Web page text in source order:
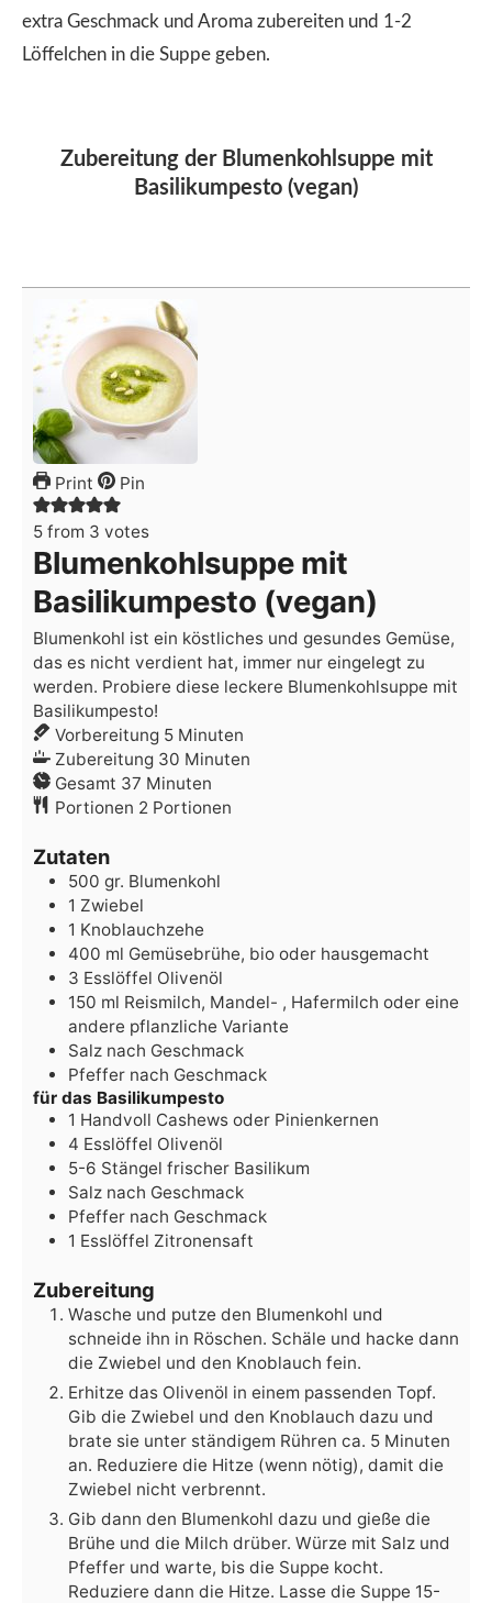
extra Geschmack und Aroma zubereiten und 1-2
Löffelchen in die Suppe geben.
Zubereitung der Blumenkohlsuppe mit
Basilikumpesto (vegan)
Print Pin
5 from 3 votes
Blumenkohlsuppe mit
Basilikumpesto (vegan)
Blumenkohl ist ein köstliches und gesundes Gemüse,
das es nicht verdient hat, immer nur eingelegt zu
werden. Probiere diese leckere Blumenkohlsuppe mit
Basilikumpesto!
Vorbereitung 5Minuten
Minuten
Zubereitung 30 Minuten
Minuten
Gesamt 37 Minuten
Minuten
Portionen 2 Portionen
Zutaten
500 gr. Blumenkohl
1 Zwiebel
1 Knoblauchzehe
400 ml Gemüsebrühe, bio oder hausgemacht
3 Esslöffel Olivenöl
150 ml Reismilch, Mandel- , Hafermilch oder eine
andere pflanzliche Variante
Salz nach Geschmack
Pfeffer nach Geschmack
für das Basilikumpesto
1 Handvoll Cashews oder Pinienkernen
4 Esslöffel Olivenöl
5-6 Stängel frischer Basilikum
Salz nach Geschmack
Pfeffer nach Geschmack
1 Esslöffel Zitronensaft
Zubereitung
Wasche und putze den Blumenkohl und
schneide ihn in Röschen. Schäle und hacke dann
die Zwiebel und den Knoblauch fein.
Erhitze das Olivenöl in einem passenden Topf.
Gib die Zwiebel und den Knoblauch dazu und
brate sie unter ständigem Rühren ca. 5 Minuten
an. Reduziere die Hitze (wenn nötig), damit die
Zwiebel nicht verbrennt.
Gib dann den Blumenkohl dazu und gieße die
Brühe und die Milch drüber. Würze mit Salz und
Pfeffer und warte, bis die Suppe kocht.
Reduziere dann die Hitze. Lasse die Suppe 15-